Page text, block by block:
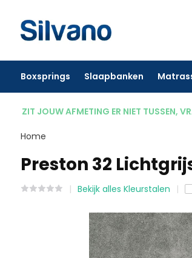
Boxsprings Slaapbanken
ZIT JOUW AFMETING ER NIET TUSSEN,
Home
Preston 32
Bekijk alles Kleurstalen